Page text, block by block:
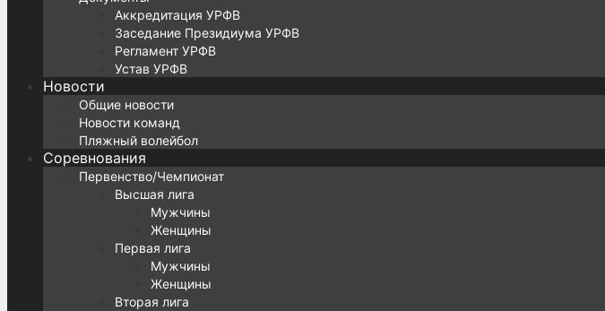
Аккредитация УРФВ
Заседание Президиума УРФВ
Регламент УРФВ
Устав УРФВ
Новости
Общие новости
Новости команд
Пляжный волейбол
Соревнования
Первенство/Чемпионат
Высшая лига
Мужчины
Женщины
Первая лига
Мужчины
Женщины
Вторая лига